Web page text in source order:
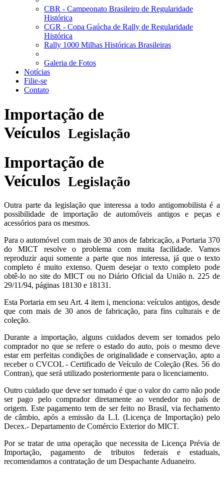
CBR - Campeonato Brasileiro de Regularidade
Histórica
CGR - Copa Gaúcha de Rally de Regularidade
Histórica
Rally 1000 Milhas Históricas Brasileiras
Galeria de Fotos
Notícias
Filie-se
Contato
Importação de
Veículos Legislação
Importação de
Veículos Legislação
Outra parte da legislação que interessa a todo antigomobilista é a
possibilidade de importação de automóveis antigos e peças e
acessórios para os mesmos.
Para o automóvel com mais de 30 anos de fabricação, a Portaria 370
do MICT resolve o problema com muita facilidade. Vamos
reproduzir aqui somente a parte que nos interessa, já que o texto
completo é muito extenso. Quem desejar o texto completo pode
obtê-lo no site do MICT ou no Diário Oficial da União n. 225 de
29/11/94, páginas 18130 e 18131.
Esta Portaria em seu Art. 4 item i, menciona: veículos antigos, desde
que com mais de 30 anos de fabricação, para fins culturais e de
coleção.
Durante a importação, alguns cuidados devem ser tomados pelo
comprador no que se refere o estado do auto, pois o mesmo deve
estar em perfeitas condições de originalidade e conservação, apto a
receber o CVCOL - Certificado de Veículo de Coleção (Res. 56 do
Contran), que será utilizado posteriormente para o licenciamento.
Outro cuidado que deve ser tomado é que o valor do carro não pode
ser pago pelo comprador diretamente ao vendedor no país de
origem. Este pagamento tem de ser feito no Brasil, via fechamento
de câmbio, após a emissão da L.I. (Licença de Importação) pelo
Decex.- Departamento de Comércio Exterior do MICT.
Por se tratar de uma operação que necessita de Licença Prévia de
Importação, pagamento de tributos federais e estaduais,
recomendamos a contratação de um Despachante Aduaneiro.